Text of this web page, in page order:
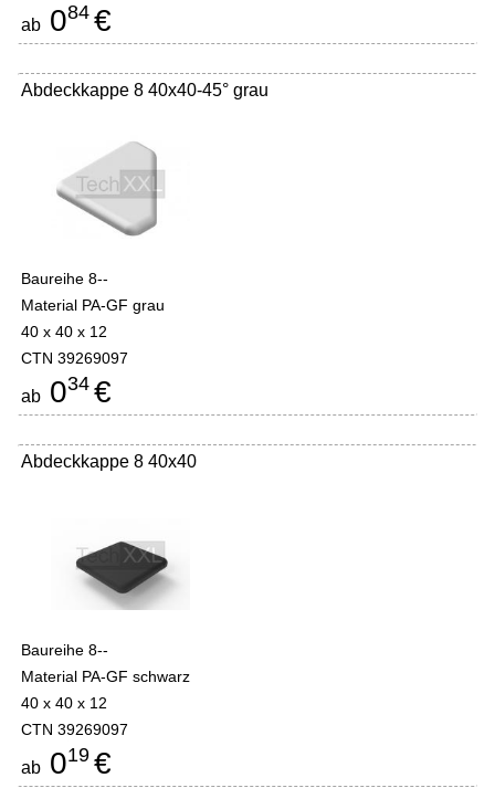
ab 084 €
Abdeckkappe 8 40x40-45° grau
Baureihe 8--
Material PA-GF grau
40 x 40 x 12
CTN 39269097
ab 034 €
Abdeckkappe 8 40x40
Baureihe 8--
Material PA-GF schwarz
40 x 40 x 12
CTN 39269097
ab 019 €